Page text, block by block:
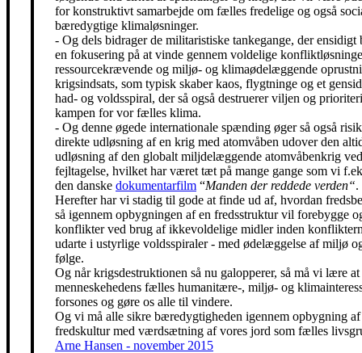
for konstruktivt samarbejde om fælles fredelige og også
bæredygtige klimaløsninger.
- Og dels bidrager de militaristiske tankegange, der ensidigt
en fokusering på at vinde gennem voldelige
ressourcekrævende og miljø- og klimaødelæggende
krigsindsats, som typisk skaber kaos, flygtninge og et
had- og voldsspiral, der så også destruerer viljen og
kampen for vor fælles klima.
- Og denne øgede internationale spænding øger så også
direkte udløsning af en krig med atomvåben udover den
udløsning af den globalt miljdelæggende atomvåbenkrig
fejltagelse, hvilket har været tæt på mange gange som vi
den danske dokumentarfilm “Manden der reddede verden“.
Herefter har vi stadig til gode at finde ud af, hvordan
så igennem opbygningen af en fredsstruktur vil forebygge
konflikter ved brug af ikkevoldelige midler inden
udarte i ustyrlige voldsspiraler - med ødelæggelse af miljø
følge.
Og når krigsdestruktionen så nu galopperer, så må vi lære
menneskehedens fælles humanitære-, miljø- og
forsones og gøre os alle til vindere.
Og vi må alle sikre bæredygtigheden igennem opbygning af
fredskultur med værdsætning af vores jord som fælles
Arne Hansen - november 2015